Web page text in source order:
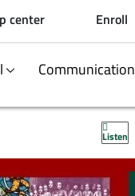
center Enroll
Communication
Listen